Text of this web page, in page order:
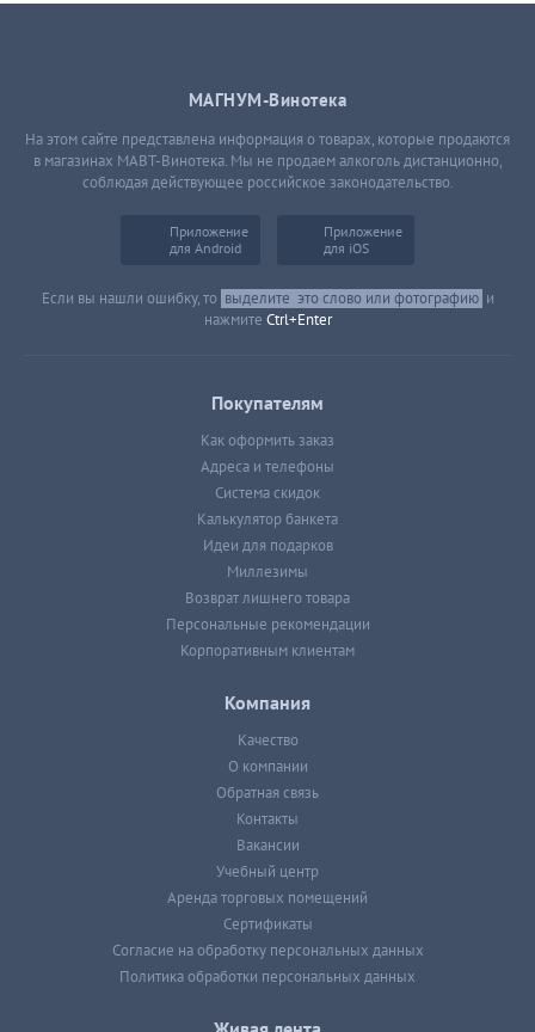
МАГНУМ-Винотека
На этом сайте представлена информация о товарах, которые продаются
в магазинах МАВТ-Винотека. Мы не продаем алкоголь дистанционно,
соблюдая действующее российское законодательство.
Приложение
для Android
Приложение
для iOS
Если вы нашли ошибку, то выделите это слово или фотографию и
нажмите Ctrl+Enter
Покупателям
Как оформить заказ
Адреса и телефоны
Система скидок
Калькулятор банкета
Идеи для подарков
Миллезимы
Возврат лишнего товара
Персональные рекомендации
Корпоративным клиентам
Компания
Качество
О компании
Обратная связь
Контакты
Вакансии
Учебный центр
Аренда торговых помещений
Сертификаты
Согласие на обработку персональных данных
Политика обработки персональных данных